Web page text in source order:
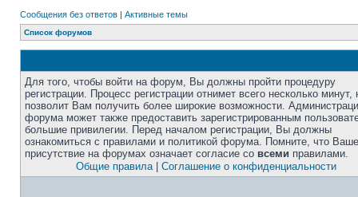
Сообщения без ответов | Активные темы
Список форумов
Для того, чтобы войти на форум, Вы должны пройти процедуру
регистрации. Процесс регистрации отнимет всего несколько минут,
позволит Вам получить более широкие возможности.
форума может также предоставить зарегистрированным
большие привилегии. Перед началом регистрации, Вы должны
ознакомиться с правилами и политикой форума. Помните, что Ваше
присутствие на форумах означает согласие со всеми правилами.
Общие правила| Соглашение о конфиденциальности